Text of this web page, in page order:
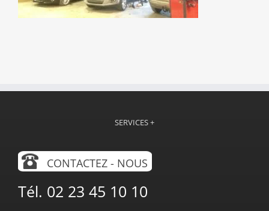
SERVICES +
CONTACTEZ - NOUS
Tél. 02 23 45 10 10